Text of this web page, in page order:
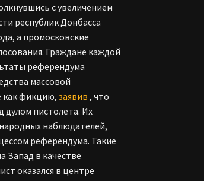
с увеличением
республик Донбасса
а промосковские
Граждане каждой
референдума
массовой
как фикцию,заявив , что
дулом пистолета. Их
наблюдателей,
референдума. Такие
Запад в качестве
оказался в центре